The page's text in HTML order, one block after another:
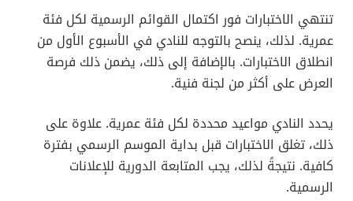
تنتهي الاختبارات فور اكتمال القوائم الرسمية لكل فئة
عمرية. لذلك، ينصح بالتوجه للنادي في الأسبوع الأول من
انطلاق الاختبارات. بالإضافة إلى ذلك، يضمن ذلك فرصة
العرض على أكثر من لجنة فنية.
يحدد النادي مواعيد محددة لكل فئة عمرية. علاوة على
ذلك، تغلق الاختبارات قبل بداية الموسم الرسمي بفترة
كافية. نتيجةً لذلك، يجب المتابعة الدورية للإعلانات
الرسمية.